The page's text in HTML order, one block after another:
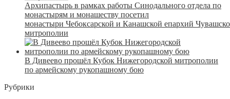
Архипастырь в рамках работы Синодального отдела по
монастырям и монашеству посетил
монастыри Чебоксарской и Канашской епархий
митрополии
В Дивеево прошёл Кубок Нижегородской митрополии
по армейскому рукопашному бою
Рубрики